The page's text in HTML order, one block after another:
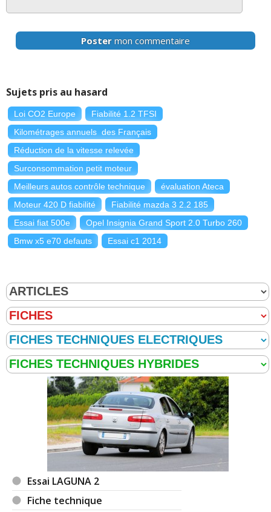
Poster mon commentaire
Sujets pris au hasard
Loi CO2 Europe
Fiabilité 1.2 TFSI
Kilométrages annuels des Français
Réduction de la vitesse relevée
Surconsommation petit moteur
Meilleurs autos contrôle technique
évaluation Ateca
Moteur 420 D fiabilité
Fiabilité mazda 3 2.2 185
Essai fiat 500e
Opel Insignia Grand Sport 2.0 Turbo 260
Bmw x5 e70 defauts
Essai c1 2014
Essai LAGUNA 2
Fiche technique